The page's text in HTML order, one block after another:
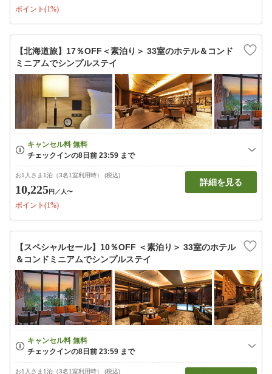
ポイント(1%)
【北海道旅】17％OFF＜素泊り＞ 33室のホテル＆コンド
ミニアムでシンプルステイ
お1人さま1泊（3名1室利用時） (税込)
10,225円 ／人〜
ポイント(1%)
詳細を見る
【スペシャルセール】10％OFF ＜素泊り＞ 33室のホテル
＆コンドミニアムでシンプルステイ
お1人さま1泊（3名1室利用時） (税込)